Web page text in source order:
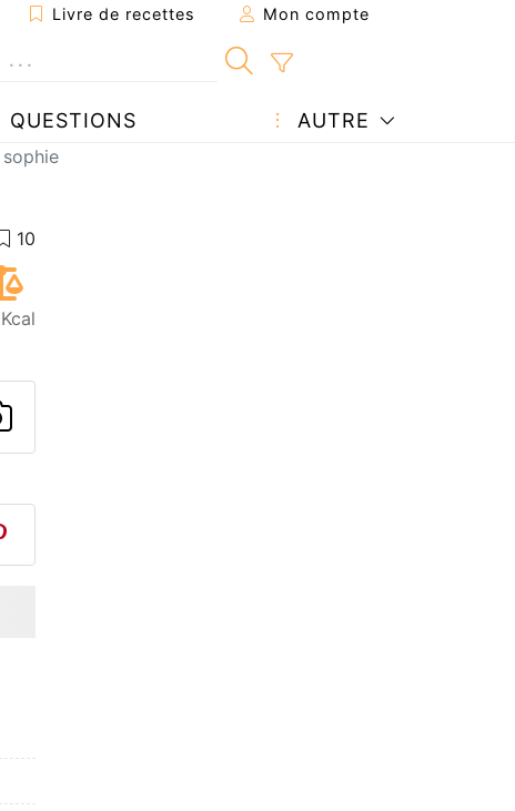
Livre de recettes Mon compte
QUESTIONS AUTRE
à un ami
page
une question à l'auteur
votre photo de cette